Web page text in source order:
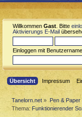
Willkommen Gast . Bitte
Aktivierungs E-Mail
Einloggen mit
Übersicht Impressum
Tanelorn.net » Pen &
Thema: Funktionierender